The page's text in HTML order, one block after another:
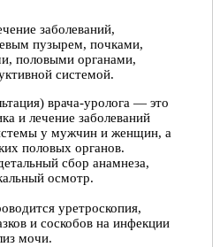
заболеваний,
пузырем, почками,
половыми органами,
системой.
врача-уролога — это
и лечение заболеваний
у мужчин и женщин, а
половых органов.
сбор анамнеза,
осмотр.
уретроскопия,
и соскобов на инфекции
мочи.